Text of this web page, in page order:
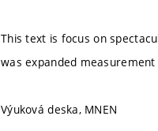
This text is focus on
was expanded
Výuková deska, MNEN